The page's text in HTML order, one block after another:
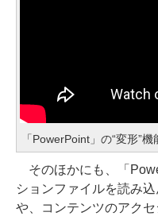
「PowerPoint」の“変形”
そのほかにも、「
ションファイルを読み
や、コンテンツのアク